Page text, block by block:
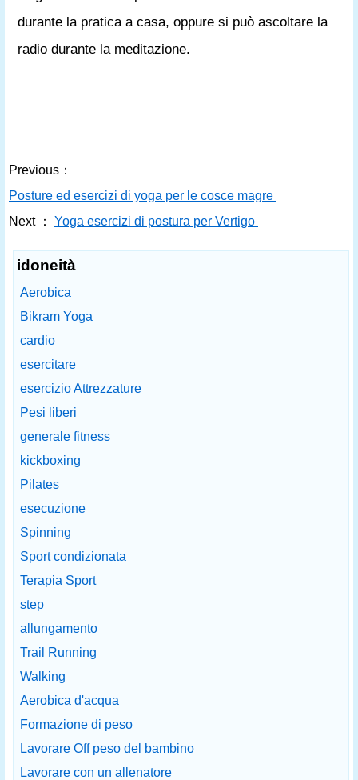
durante la pratica a casa, oppure si può ascoltare la
radio durante la meditazione.
Previous：
Posture ed esercizi di yoga per le cosce magre
Next ：
Yoga esercizi di postura per Vertigo
idoneità
Aerobica
Bikram Yoga
cardio
esercitare
esercizio Attrezzature
Pesi liberi
generale fitness
kickboxing
Pilates
esecuzione
Spinning
Sport condizionata
Terapia Sport
step
allungamento
Trail Running
Walking
Aerobica d'acqua
Formazione di peso
Lavorare Off peso del bambino
Lavorare con un allenatore